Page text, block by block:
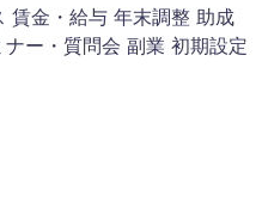
賃金・給与 年末調整 助成
ナー・質問会 副業 初期設定